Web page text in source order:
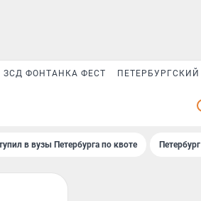
ЗСД ФОНТАНКА ФЕСТ ПЕТЕРБУРГСКИЙ
в вузы Петербурга по квоте